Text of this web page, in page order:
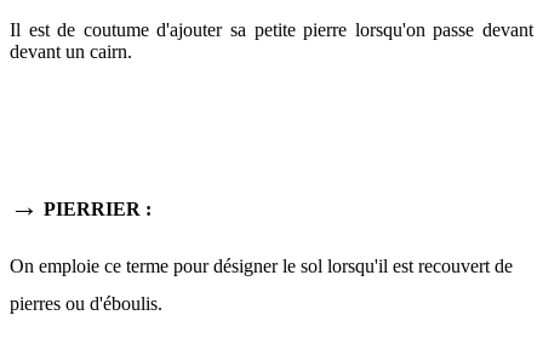
Il est de coutume d'ajouter sa petite pierre lorsqu'on passe devant
devant un cairn.
→ PIERRIER :
On emploie ce terme pour désigner le sol lorsqu'il est recouvert de
pierres ou d'éboulis.